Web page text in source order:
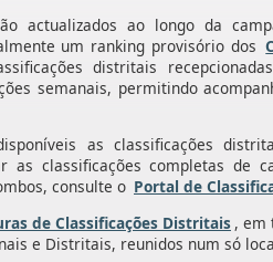
actualizados ao longo da
um ranking provisório dos
distritais
semanais, permitindo
as classificações
as classificações completas de
consulte o Portal de
de Classificações Distritais , em
e Distritais, reunidos num só